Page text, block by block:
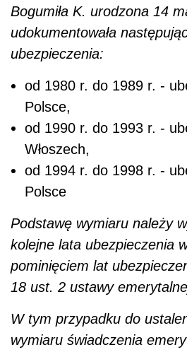
Bogumiła K. urodzona 14
udokumentowała
ubezpieczenia:
od 1980 r. do 1989 r. -
Polsce,
od 1990 r. do 1993 r. -
Włoszech,
od 1994 r. do 1998 r. -
Polsce
Podstawę wymiaru należy
kolejne lata ubezpieczenia
pominięciem lat
18 ust. 2 ustawy
W tym przypadku do
wymiaru świadczenia